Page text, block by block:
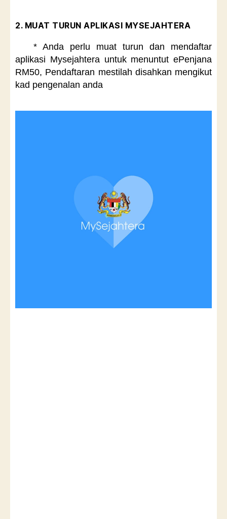
2. MUAT TURUN APLIKASI MYSEJAHTERA
* Anda perlu muat turun dan mendaftar
aplikasi Mysejahtera untuk menuntut ePenjana
RM50, Pendaftaran mestilah disahkan mengikut
kad pengenalan anda